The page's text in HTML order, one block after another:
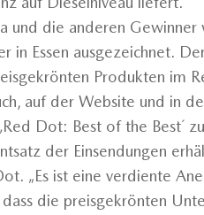
und die anderen
in Essen ausgezeichnet.
Produkten im
auf der Website und in
Dot: Best of the Best´
der Einsendungen
„Es ist eine verdiente
die preisgekrönten